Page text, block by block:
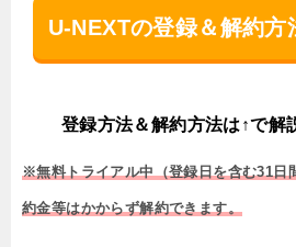
U-NEXTの登録＆解約方
登録方法＆解約方法は↑で解
※無料トライアル中（登録日を含む31日
約金等はかからず解約できます。